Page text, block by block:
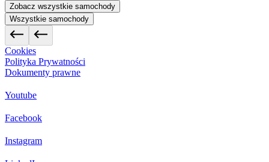
Zobacz wszystkie samochody
Wszystkie samochody
Cookies
Polityka Prywatności
Dokumenty prawne
Youtube
Facebook
Instagram